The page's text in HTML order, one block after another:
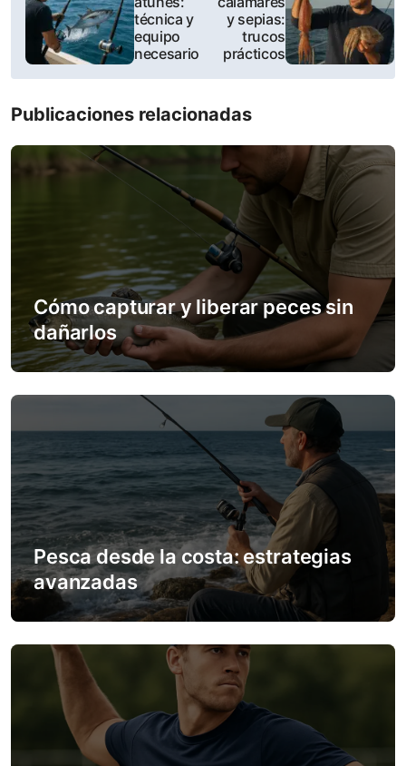
o
t
n
a
a
t
i
o
n
técnica y
equipo
necesario
y sepias:
trucos
prácticos
Publicaciones relacionadas
Cómo capturar y liberar peces sin
dañarlos
Pesca desde la costa: estrategias
avanzadas